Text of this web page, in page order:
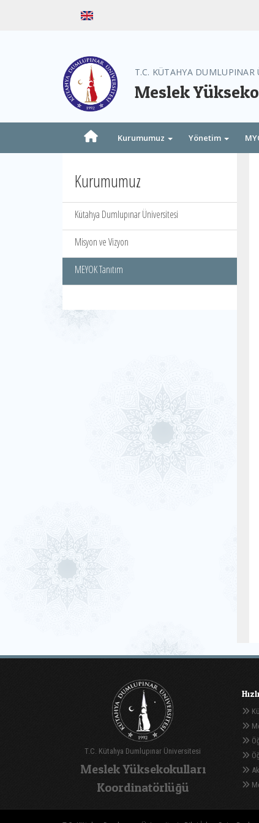
T.C. KÜTAHYA DUMLUPINAR
Meslek
Kurumumuz Yönetim
Kurumumuz
Kütahya Dumlupınar Üniversitesi
Misyon ve Vizyon
MEYOK Tanıtım
T.C. Kütahya Dumlupınar Üniversitesi
Meslek Yüksekokulları
Koordinatörlüğü